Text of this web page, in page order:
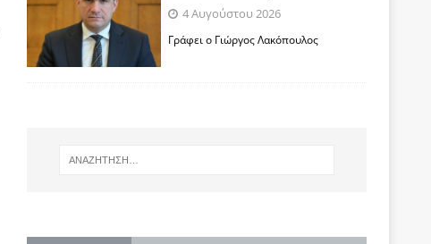
4 Αυγούστου 2026
Γράφει ο Γιώργος Λακόπουλος